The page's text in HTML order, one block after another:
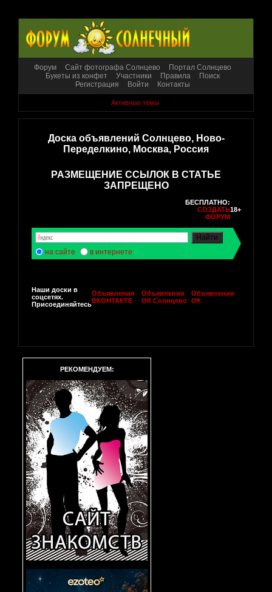
Форум Сайт фотографа Солнцево
Портал Солнцево
Букеты из конфет
Участники Правила
Поиск
Регистрация
Войти Контакты
Активные темы
Доска объявлений Солнцево, Ново-
Переделкино, Москва, Россия
РАЗМЕЩЕНИЕ ССЫЛОК В СТАТЬЕ
ЗАПРЕЩЕНО
БЕСПЛАТНО:
СОЗДАТЬ
ФОРУМ
18+
на сайте в интернете
Наши доски в
соцсетях.
Присоединяйтесь
Объявления
ВКОНТАКТЕ
Объявления
ОК Солнцево
Объявления
ОК
РЕКОМЕНДУЕМ: